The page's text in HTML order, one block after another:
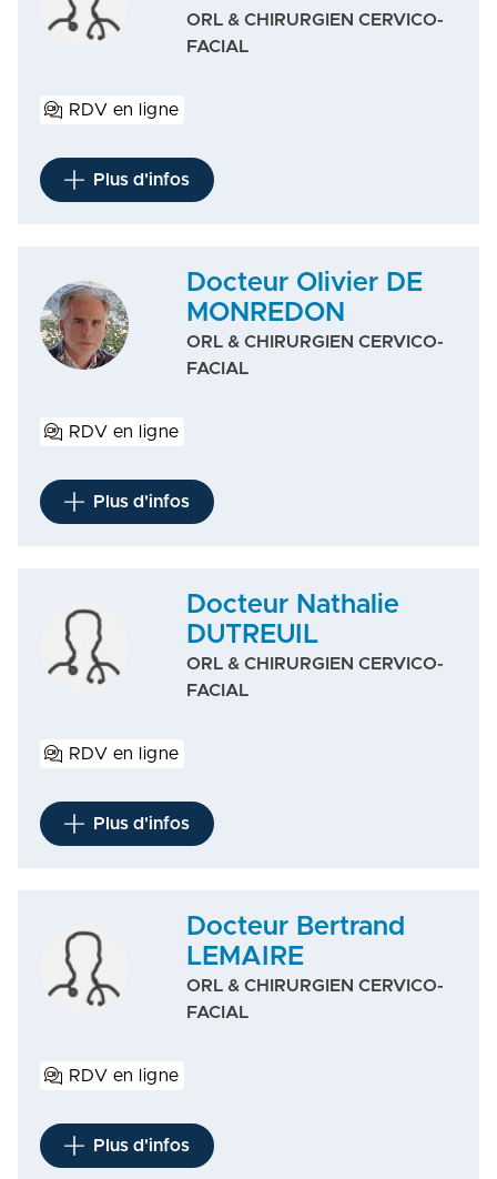
ORL & CHIRURGIEN CERVICO-
FACIAL
RDV en ligne
Plus d'infos
Docteur Olivier DE
MONREDON
ORL & CHIRURGIEN CERVICO-
FACIAL
RDV en ligne
Plus d'infos
Docteur Nathalie
DUTREUIL
ORL & CHIRURGIEN CERVICO-
FACIAL
RDV en ligne
Plus d'infos
Docteur Bertrand
LEMAIRE
ORL & CHIRURGIEN CERVICO-
FACIAL
RDV en ligne
Plus d'infos